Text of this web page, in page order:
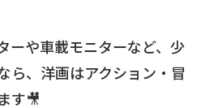
ーや車載モニターなど、少
ら、洋画はアクション・冒
す🎥